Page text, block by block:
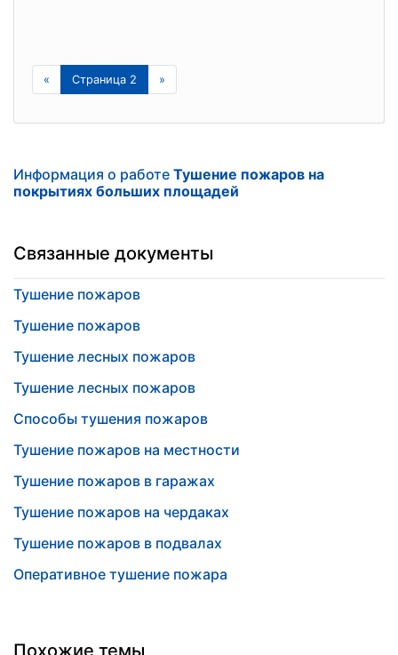
« Страница 2 »
Информация о работе Тушение пожаров на
покрытиях больших площадей
Связанные документы
Тушение пожаров
Тушение пожаров
Тушение лесных пожаров
Тушение лесных пожаров
Способы тушения пожаров
Тушение пожаров на местности
Тушение пожаров в гаражах
Тушение пожаров на чердаках
Тушение пожаров в подвалах
Оперативное тушение пожара
Похожие темы